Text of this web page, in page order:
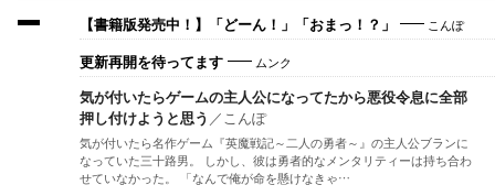
【書籍版発売中！】「どーん！」「おまっ！？」 こんぽ
更新再開を待ってます ムンク
気が付いたらゲームの主人公になってたから悪役令息に全部
押し付けようと思う ／ こんぽ
気が付いたら名作ゲーム『英魔戦記～二人の勇者～』の主人公ブランに
なっていた三十路男。 しかし、彼は勇者的なメンタリティーは持ち合わ
せていなかった。 「なんで俺が命を懸けなきゃ…